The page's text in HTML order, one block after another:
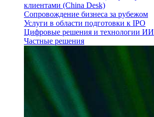
клиентами (China Desk)
Сопровождение бизнеса за рубежом
Услуги в области подготовки к IPO
Цифровые решения и технологии ИИ
Частные решения